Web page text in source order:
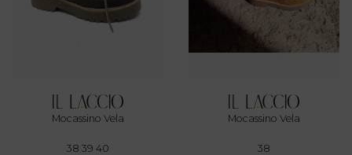
Mocassino Vela
38 39 40
Mocassino Vela
38